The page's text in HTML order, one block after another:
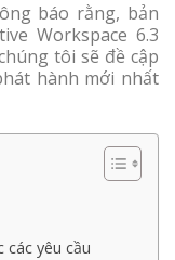
báo rằng, bản
Workspace 6.3
tôi sẽ đề cập
hành mới nhất
yêu cầu